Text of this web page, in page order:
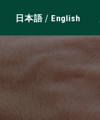
日本語/ English